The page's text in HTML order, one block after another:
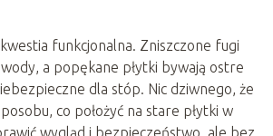
funkcjonalna. Zniszczone fugi
a popękane płytki bywają ostre
dla stóp. Nic dziwnego, że
co położyć na stare płytki w
wygląd i bezpieczeństwo, ale bez